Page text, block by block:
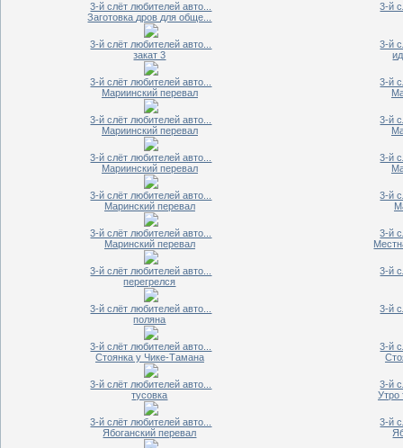
3-й слёт любителей авто...
3-й
Заготовка дров для обще...
3-й слёт любителей авто...
3-й
закат 3
3-й слёт любителей авто...
3-й
Мариинский перевал
3-й слёт любителей авто...
3-й
Мариинский перевал
3-й слёт любителей авто...
3-й
Мариинский перевал
3-й слёт любителей авто...
3-й
Маринский перевал
3-й слёт любителей авто...
3-й
Маринский перевал
3-й слёт любителей авто...
3-й
перегрелся
3-й слёт любителей авто...
3-й
поляна
3-й слёт любителей авто...
3-й
Стоянка у Чике-Тамана
3-й слёт любителей авто...
3-й
тусовка
3-й слёт любителей авто...
Утро
3-й
Ябоганский перевал